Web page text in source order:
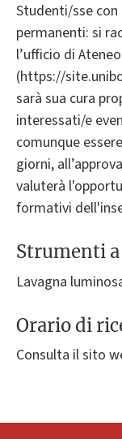
Studenti/sse con
permanenti: si
l’ufficio di
(https://
sarà sua cura
interessati/e
comunque
giorni,
valuterà
formativi
Strumenti
Lavagna
Orario di
Consulta il sito